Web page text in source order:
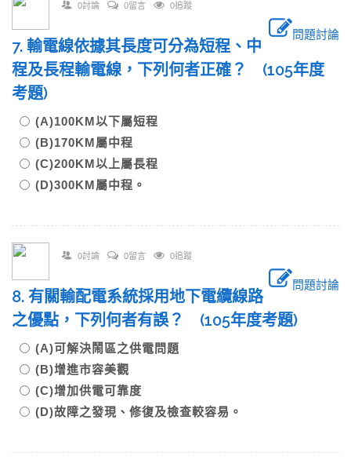
0討論 0留言 0追蹤
問題討論
7. 輸電線依據其長度可分為短程、中
程及長程輸電線，下列何者正確？ (105年度
考題)
(A)100KM以下屬短程
(B)170KM屬中程
(C)200KM以上屬長程
(D)300KM屬中程。
0討論 0留言 0追蹤
問題討論
8. 有關輸配電系統採用地下電纜線路
之優點，下列何者有誤？ (105年度考題)
(A)可解決鬧區之供電問題
(B)增進市容美觀
(C)增加供電可靠度
(D)故障之發現、修復及檢查較容易。